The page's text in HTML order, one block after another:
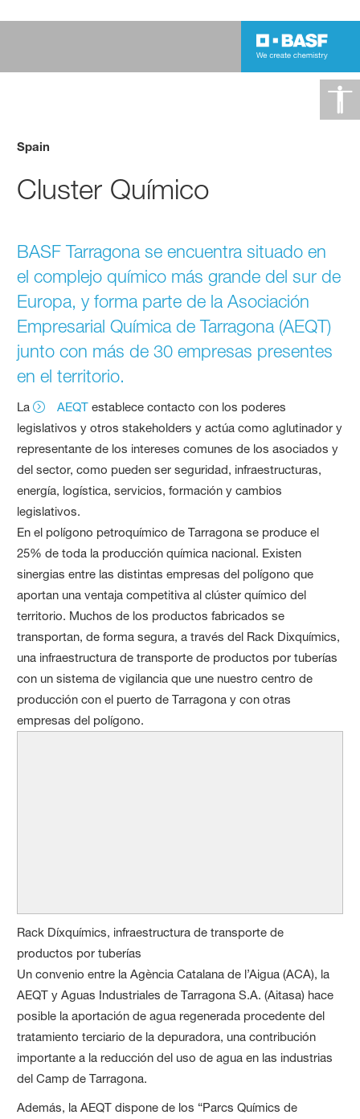
Spain
Cluster Químico
BASF Tarragona se encuentra situado en
el complejo químico más grande del sur de
Europa, y forma parte de la Asociación
Empresarial Química de Tarragona (AEQT)
junto con más de 30 empresas presentes
en el territorio.
La AEQT establece contacto con los poderes
legislativos y otros stakeholders y actúa como aglutinador y
representante de los intereses comunes de los asociados y
del sector, como pueden ser seguridad, infraestructuras,
energía, logística, servicios, formación y cambios
legislativos.
En el polígono petroquímico de Tarragona se produce el
25% de toda la producción química nacional. Existen
sinergias entre las distintas empresas del polígono que
aportan una ventaja competitiva al clúster químico del
territorio. Muchos de los productos fabricados se
transportan, de forma segura, a través del Rack Dixquímics,
una infraestructura de transporte de productos por tuberías
con un sistema de vigilancia que une nuestro centro de
producción con el puerto de Tarragona y con otras
empresas del polígono.
Rack Díxquímics, infraestructura de transporte de
productos por tuberías
Un convenio entre la Agència Catalana de l’Aigua (ACA), la
AEQT y Aguas Industriales de Tarragona S.A. (Aitasa) hace
posible la aportación de agua regenerada procedente del
tratamiento terciario de la depuradora, una contribución
importante a la reducción del uso de agua en las industrias
del Camp de Tarragona.
Además, la AEQT dispone de los “Parcs Químics de